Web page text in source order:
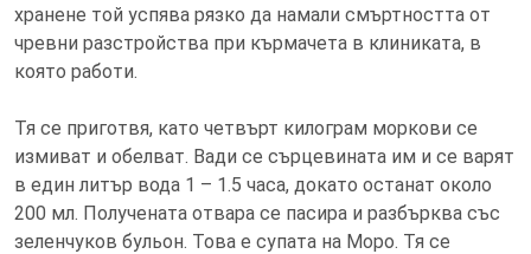
хранене той успява рязко да намали смъртността от
чревни разстройства при кърмачета в клиниката, в
която работи.
Тя се приготвя, като четвърт килограм моркови се
измиват и обелват. Вади се сърцевината им и се варят
в един литър вода 1 – 1.5 часа, докато останат около
200 мл. Получената отвара се пасира и разбърква със
зеленчуков бульон. Това е супата на Моро. Тя се